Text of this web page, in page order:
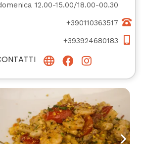
12.00-15.00/18.00-00.30
+390110363517
+393924680183